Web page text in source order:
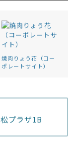
焼肉りょう花（コー
ポレートサイト）
プラザ1B